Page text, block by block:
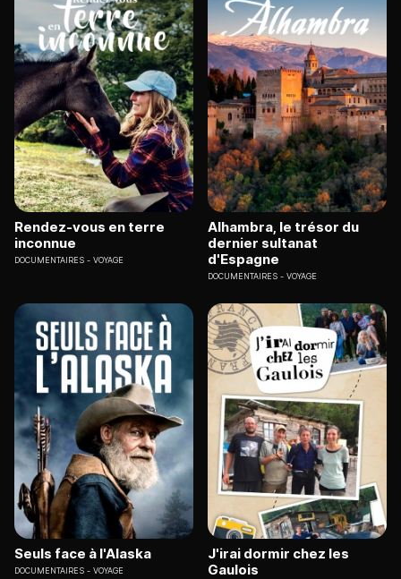
Rendez-vous en terre
inconnue
DOCUMENTAIRES VOYAGE
Alhambra, le trésor du
dernier sultanat
d'Espagne
DOCUMENTAIRES VOYAGE
Seuls face à l'Alaska
DOCUMENTAIRES VOYAGE
J'irai dormir chez les
Gaulois